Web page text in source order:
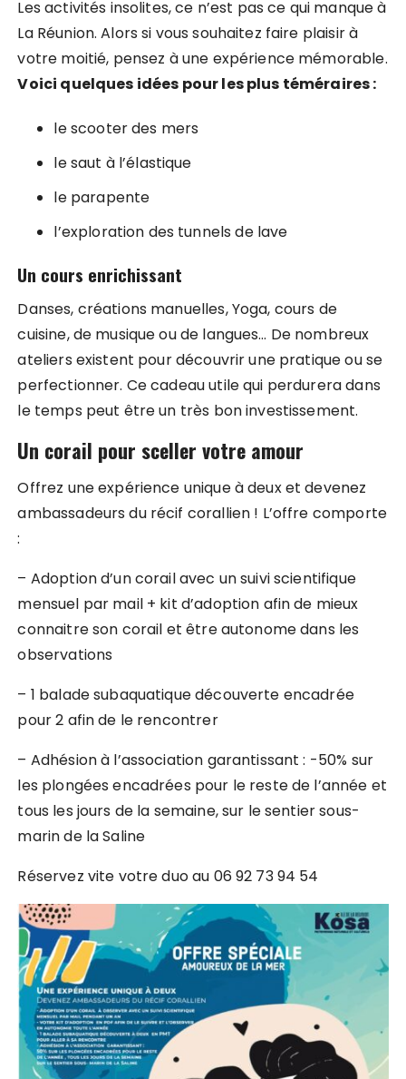
Les activités insolites, ce n’est pas ce qui manque à
La Réunion. Alors si vous souhaitez faire plaisir à
votre moitié, pensez à une expérience mémorable.
Voici quelques idées pour les plus téméraires :
le scooter des mers
le saut à l’élastique
le parapente
l’exploration des tunnels de lave
Un cours enrichissant
Danses, créations manuelles, Yoga, cours de
cuisine, de musique ou de langues… De nombreux
ateliers existent pour découvrir une pratique ou se
perfectionner. Ce cadeau utile qui perdurera dans
le temps peut être un très bon investissement.
Un corail pour sceller votre amour
Offrez une expérience unique à deux et devenez
ambassadeurs du récif corallien ! L’offre comporte
:
– Adoption d’un corail avec un suivi scientifique
mensuel par mail + kit d’adoption afin de mieux
connaitre son corail et être autonome dans les
observations
– 1 balade subaquatique découverte encadrée
pour 2 afin de le rencontrer
– Adhésion à l’association garantissant : -50% sur
les plongées encadrées pour le reste de l’année et
tous les jours de la semaine, sur le sentier sous-
marin de la Saline
Réservez vite votre duo au 06 92 73 94 54